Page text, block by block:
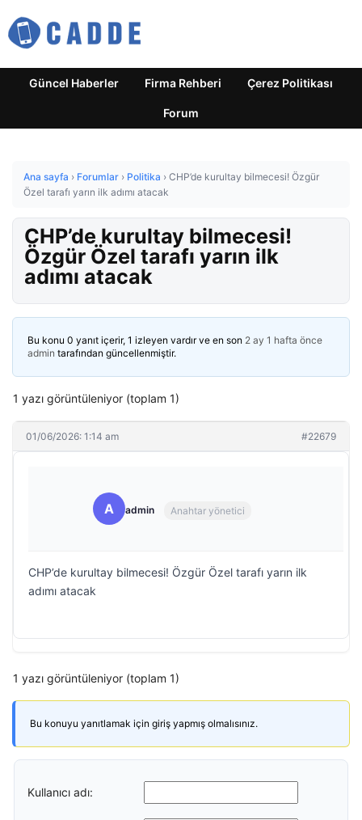
Güncel Haberler Firma Rehberi Çerez Politikası
Forum
Ana sayfa › Forumlar › Politika › CHP’de kurultay bilmecesi! Özgür
Özel tarafı yarın ilk adımı atacak
CHP’de kurultay bilmecesi!
Özgür Özel tarafı yarın ilk
adımı atacak
Bu konu 0 yanıt içerir, 1 izleyen vardır ve en son 2 ay 1 hafta önce
admin tarafından güncellenmiştir.
1 yazı görüntüleniyor (toplam 1)
01/06/2026: 1:14 am #22679
A admin Anahtar yönetici
CHP’de kurultay bilmecesi! Özgür Özel tarafı yarın ilk
adımı atacak
1 yazı görüntüleniyor (toplam 1)
Bu konuyu yanıtlamak için giriş yapmış olmalısınız.
Kullanıcı adı: